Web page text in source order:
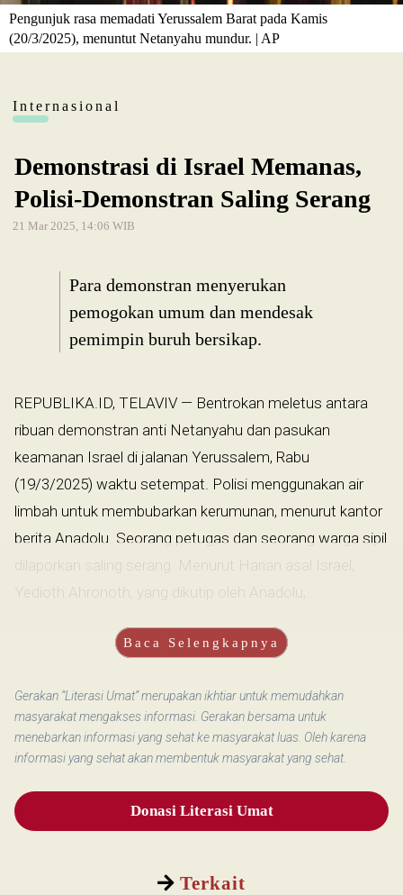
Pengunjuk rasa memadati Yerussalem Barat pada Kamis
(20/3/2025), menuntut Netanyahu mundur. | AP
Terkait
Internasional
Demonstrasi di Israel Memanas,
Polisi-Demonstran Saling Serang
21 Mar 2025, 14:06 WIB
Para demonstran menyerukan
pemogokan umum dan mendesak
pemimpin buruh bersikap.
REPUBLIKA.ID, TELAVIV — Bentrokan meletus antara
ribuan demonstran anti Netanyahu dan pasukan
keamanan Israel di jalanan Yerussalem, Rabu
(19/3/2025) waktu setempat. Polisi menggunakan air
limbah untuk membubarkan kerumunan, menurut kantor
berita Anadolu. Seorang petugas dan seorang warga sipil
dilaporkan saling serang. Menurut Harian asal Israel,
Yedioth Ahronoth, yang dikutip oleh Anadolu,...
Baca Selengkapnya
Gerakan “Literasi Umat” merupakan ikhtiar untuk memudahkan
masyarakat mengakses informasi. Gerakan bersama untuk
menebarkan informasi yang sehat ke masyarakat luas. Oleh karena
informasi yang sehat akan membentuk masyarakat yang sehat.
Donasi Literasi Umat